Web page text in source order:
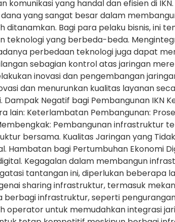
komunikasi yang handal dan efisien di
yang sangat besar dalam
Bagi para pelaku bisnis, ini
teknologi yang berbeda-beda.
perbedaan teknologi juga dapat
sebagian kontrol atas jaringan
inovasi dan pengembangan
dan menurunkan kualitas layanan
Negatif bagi Pembangunan IKN
lain: Keterlambatan Pembangunan:
Pembangunan infrastruktur
bersama. Kualitas Jaringan yang
Hambatan bagi Pertumbuhan Ekonomi
Kegagalan dalam membangun
tantangan ini, diperlukan
sharing infrastruktur, termasuk
infrastruktur, seperti
operator untuk memudahkan integrasi